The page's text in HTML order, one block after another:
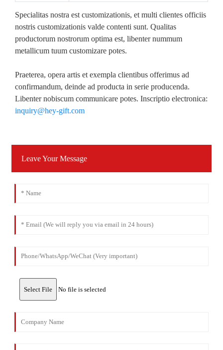
Specialitas nostra est customizationis, et multi clientes officiis
nostris customizationis valde contenti sunt. Qualitas
productorum nostrorum optima est, libenter nummum
metallicum tuum customizare potes.
Praeterea, opera artis et exempla clientibus offerimus ad
confirmandum, deinde ad producta in serie producenda.
Libenter nobiscum communicare potes. Inscriptio electronica:
inquiry@hey-gift.com
Leave Your Message
Select File No file is selected